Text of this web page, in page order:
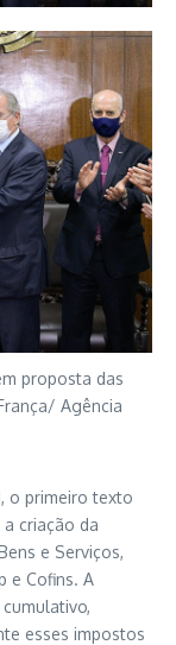
proposta das
Agência
o primeiro texto
criação da
e Serviços,
e Cofins. A
esses impostos